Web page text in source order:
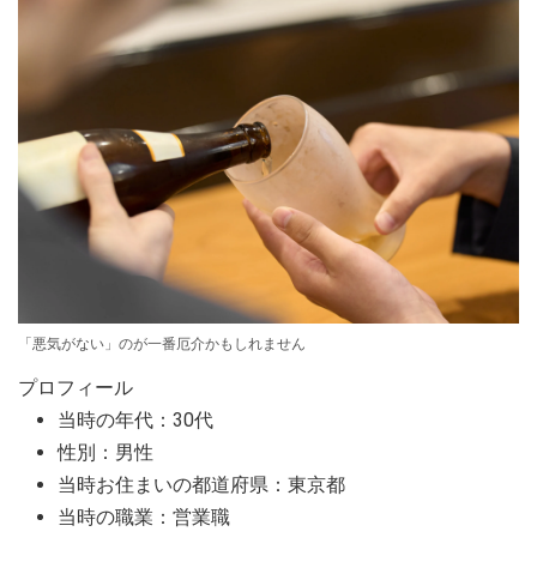
「悪気がない」のが一番厄介かもしれません
プロフィール
当時の年代：30代
性別：男性
当時お住まいの都道府県：東京都
当時の職業：営業職